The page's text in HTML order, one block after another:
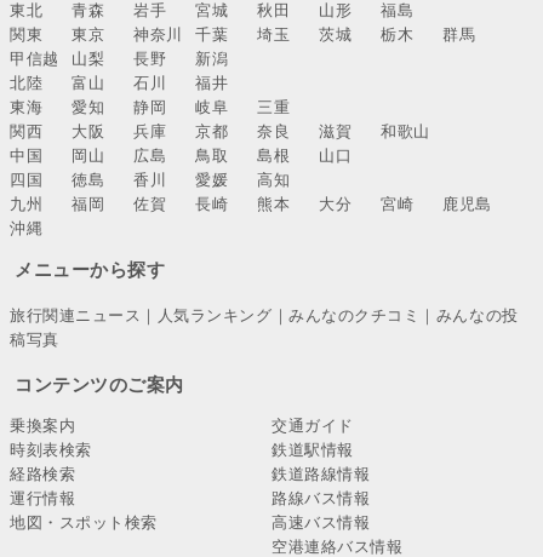
東北
青森 岩手 宮城 秋田 山形
福島
関東
東京 神奈川 千葉 埼玉 茨城 栃木
群馬
甲信越
山梨 長野
新潟
北陸
富山 石川
福井
東海
愛知 静岡 岐阜
三重
関西
大阪 兵庫 京都 奈良 滋賀
和歌山
中国
岡山 広島 鳥取 島根
山口
四国
徳島 香川 愛媛
高知
九州
福岡 佐賀 長崎 熊本 大分 宮崎
鹿児島
沖縄
メニューから探す
旅行関連ニュース ｜ 人気ランキング ｜みんなのクチコミ ｜ みんなの投
稿写真
コンテンツのご案内
乗換案内
時刻表検索
経路検索
運行情報
地図・スポット検索
交通ガイド
鉄道駅情報
鉄道路線情報
路線バス情報
高速バス情報
空港連絡バス情報